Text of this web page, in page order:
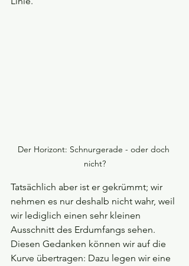
Der Horizont: Schnurgerade - oder doch
nicht?
Tatsächlich aber ist er gekrümmt; wir
nehmen es nur deshalb nicht wahr, weil
wir lediglich einen sehr kleinen
Ausschnitt des Erdumfangs sehen.
Diesen Gedanken können wir auf die
Kurve übertragen: Dazu legen wir eine